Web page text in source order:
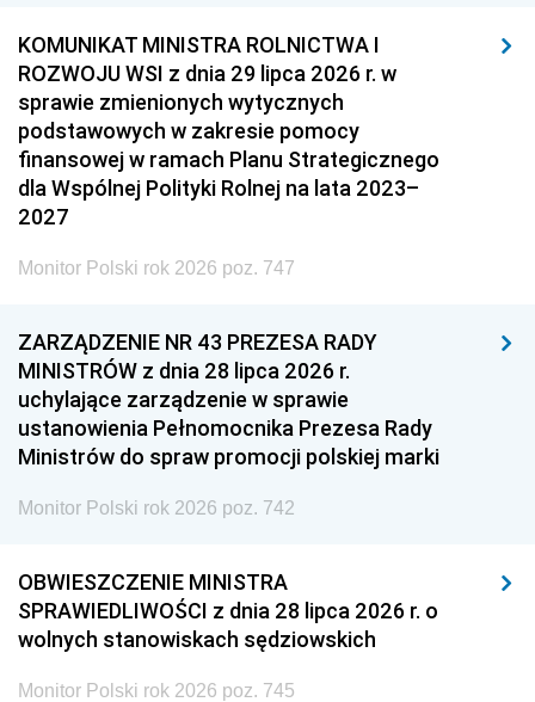
KOMUNIKAT MINISTRA ROLNICTWA I
ROZWOJU WSI z dnia 29 lipca 2026 r. w
sprawie zmienionych wytycznych
podstawowych w zakresie pomocy
finansowej w ramach Planu Strategicznego
dla Wspólnej Polityki Rolnej na lata 2023–
2027
Monitor Polski rok 2026 poz. 747
ZARZĄDZENIE NR 43 PREZESA RADY
MINISTRÓW z dnia 28 lipca 2026 r.
uchylające zarządzenie w sprawie
ustanowienia Pełnomocnika Prezesa Rady
Ministrów do spraw promocji polskiej marki
Monitor Polski rok 2026 poz. 742
OBWIESZCZENIE MINISTRA
SPRAWIEDLIWOŚCI z dnia 28 lipca 2026 r. o
wolnych stanowiskach sędziowskich
Monitor Polski rok 2026 poz. 745